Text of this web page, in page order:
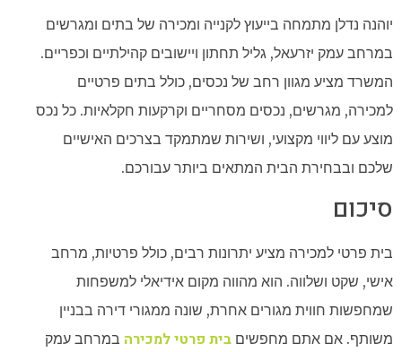
יוהנה נדלן מתמחה בייעוץ לקנייה ומכירה של בתים ומגרשים
במרחב עמק יזרעאל, גליל תחתון ויישובים קהילתיים וכפריים.
המשרד מציע מגוון רחב של נכסים, כולל בתים פרטיים
למכירה, מגרשים, נכסים מסחריים וקרקעות חקלאיות. כל נכס
מוצע עם ליווי מקצועי, ושירות שמתמקד בצרכים האישיים
שלכם ובבחירת הבית המתאים ביותר עבורכם.
סיכום
בית פרטי למכירה מציע יתרונות רבים, כולל פרטיות, מרחב
אישי, שקט ושלווה. הוא מהווה מקום אידיאלי למשפחות
שמחפשות חווית מגורים אחרת, שונה ממגורי דירה בבניין
משותף. אם אתם מחפשים בית פרטי למכירה במרחב עמק